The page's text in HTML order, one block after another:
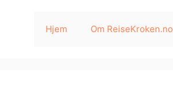
Hjem Om ReiseKroken.no